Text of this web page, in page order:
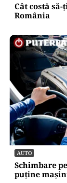
Cât costă
România
AUTO
Schimbare
puține